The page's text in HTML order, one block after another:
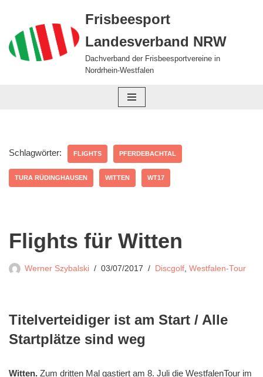
Zum
Inhalt
springen
Frisbeesport
Landesverband NRW
Dachverband der Frisbeesportvereine in
Nordrhein-Westfalen
Schlagwörter: FLIGHTS PFERDEBACHTAL
TURA RÜDINGHAUSEN WITTEN WT17
Flights für Witten
Werner Szybalski 03/07/2017 Discgolf, Westfalen-Tour
Titelverteidiger ist am Start / Alle
Startplätze sind weg
Witten. Zum dritten Mal gastiert am 8. Juli die WestfalenTour im